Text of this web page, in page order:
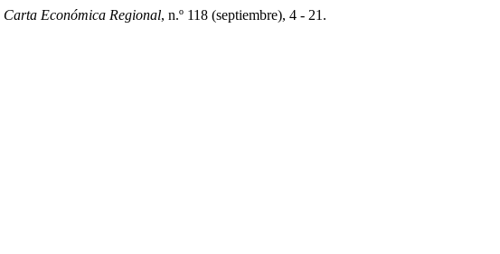
Carta Económica Regional, n.º 118 (septiembre), 4 - 21.